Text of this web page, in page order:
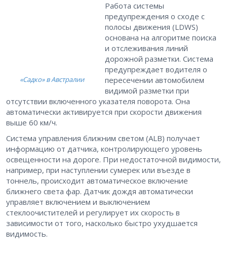
«Садко» в Австралии
Работа системы
предупреждения о сходе с
полосы движения (LDWS)
основана на алгоритме поиска
и отслеживания линий
дорожной разметки. Система
предупреждает водителя о
пересечении автомобилем
видимой разметки при
отсутствии включенного указателя поворота. Она
автоматически активируется при скорости движения
выше 60 км/ч.
Система управления ближним светом (ALB) получает
информацию от датчика, контролирующего уровень
освещенности на дороге. При недостаточной видимости,
например, при наступлении сумерек или въезде в
тоннель, происходит автоматическое включение
ближнего света фар. Датчик дождя автоматически
управляет включением и выключением
стеклоочистителей и регулирует их скорость в
зависимости от того, насколько быстро ухудшается
видимость.